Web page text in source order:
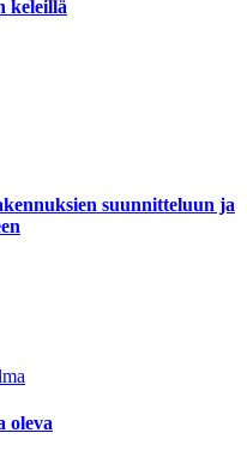
keleillä
suunnitteluun ja
oleva